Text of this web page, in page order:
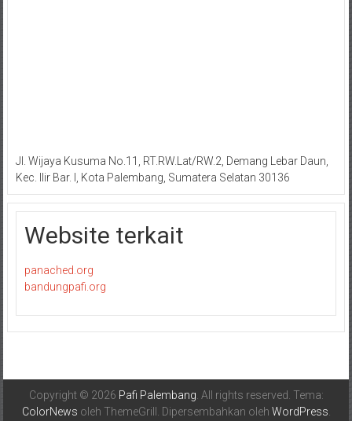
Jl. Wijaya Kusuma No.11, RT.RW.Lat/RW.2, Demang Lebar Daun,
Kec. Ilir Bar. I, Kota Palembang, Sumatera Selatan 30136
Website terkait
panached.org
bandungpafi.org
Copyright © 2026 Pafi Palembang. All rights reserved. Tema:
ColorNews oleh ThemeGrill. Dipersembahkan oleh WordPress.